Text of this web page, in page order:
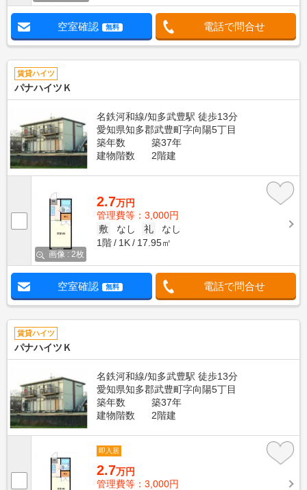
空室確認 無料 電話で問合せ
賃貸ハイツ
パナハイツＫ
名鉄河和線/知多武豊駅 徒歩13分
愛知県知多郡武豊町字向陽5丁目
築年数
築37年
建物階数
2階建
画像 : 2枚
2.7万円
管理費等：3,000円
敷
なし 礼
なし
1階
1K 17.95㎡
空室確認 無料 電話で問合せ
賃貸ハイツ
パナハイツＫ
名鉄河和線/知多武豊駅 徒歩13分
愛知県知多郡武豊町字向陽5丁目
築年数
築37年
建物階数
2階建
即入居
2.7万円
管理費等：3,000円